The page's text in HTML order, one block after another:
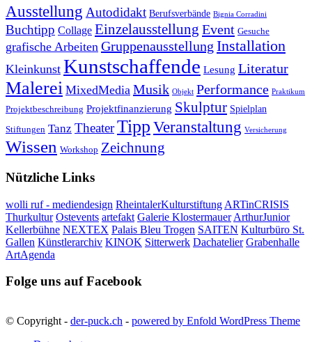
Ausstellung Autodidakt Berufsverbände Bignia Corradini
Buchtipp Collage Einzelausstellung Event Gesuche
grafische Arbeiten Gruppenausstellung Installation
Kleinkunst Kunstschaffende Lesung Literatur
Malerei MixedMedia Musik Objekt Performance Praktikum
Projektbeschreibung Projektfinanzierung Skulptur Spielplan
Stiftungen Tanz TheaterTippVeranstaltung Versicherung
Wissen Workshop Zeichnung
Nützliche Links
wolli ruf - mediendesign RheintalerKulturstiftung ARTinCRISIS
Thurkultur Ostevents artefakt Galerie Klostermauer ArthurJunior
Kellerbühne NEXTEX Palais Bleu Trogen SAITEN Kulturbüro St.
Gallen Künstlerarchiv KINOK Sitterwerk Dachatelier Grabenhalle
ArtAgenda
Folge uns auf Facebook
© Copyright - der-puck.ch - powered by Enfold WordPress Theme